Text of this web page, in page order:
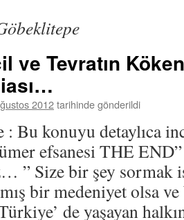
ve Tevratın
2012tarihinde gönderildi
: Bu konuyu detaylıca
efsanesi THE END”
” Size bir şey sormak
bir medeniyet olsa
de yaşayan